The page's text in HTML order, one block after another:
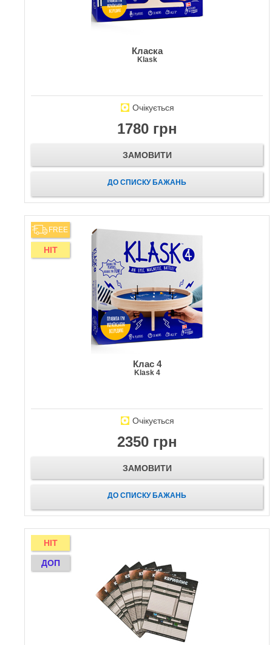
Класка
Klask
Очікується
1780 грн
ЗАМОВИТИ
ДО СПИСКУ БАЖАНЬ
FREE
HIT
Клас 4
Klask 4
Очікується
2350 грн
ЗАМОВИТИ
ДО СПИСКУ БАЖАНЬ
HIT
ДОП